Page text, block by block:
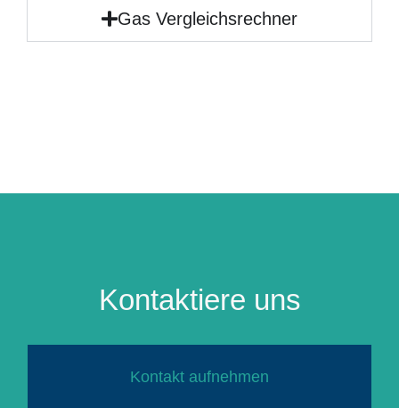
Gas Vergleichsrechner
Kontaktiere uns
Kontakt aufnehmen